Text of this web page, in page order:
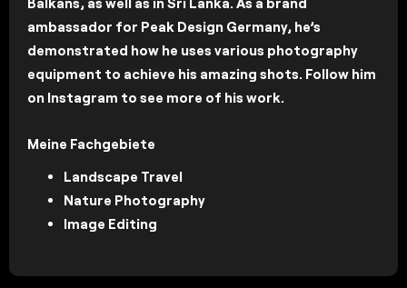
ambassador for Peak Design Germany, he’s
demonstrated how he uses various photography
equipment to achieve his amazing shots. Follow him
on Instagram to see more of his work.
Meine Fachgebiete
Landscape Travel
Nature Photography
Image Editing